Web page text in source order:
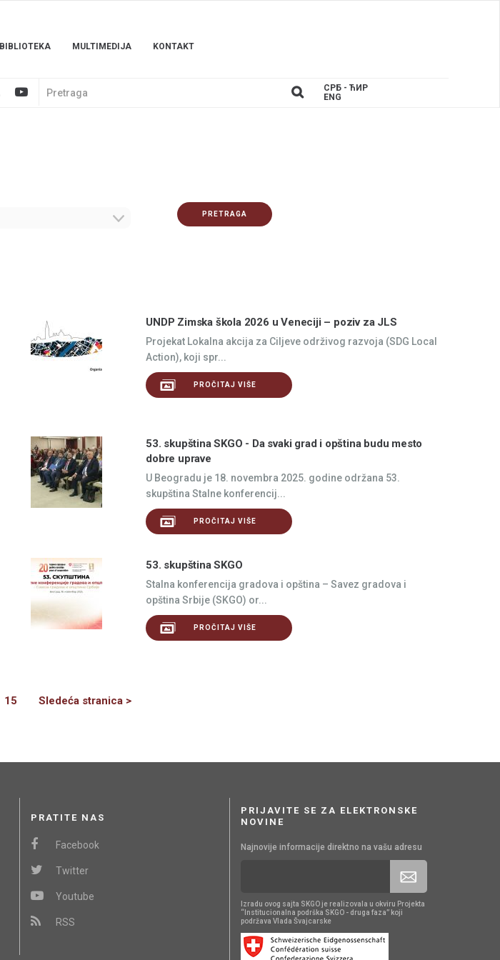
BIBLIOTEKA MULTIMEDIJA KONTAKT
СРБ - ЋИР
ENG
PRETRAGA
UNDP Zimska škola 2026 u Veneciji – poziv za JLS
Projekat Lokalna akcija za Ciljeve održivog razvoja (SDG Local
Action), koji spr...
PROČITAJ VIŠE
53. skupština SKGO - Da svaki grad i opština budu mesto
dobre uprave
U Beogradu je 18. novembra 2025. godine održana 53.
skupština Stalne konferencij...
PROČITAJ VIŠE
53. skupština SKGO
Stalna konferencija gradova i opština – Savez gradova i
opština Srbije (SKGO) or...
PROČITAJ VIŠE
15 Sledeća stranica >Next
PRIJAVITE SE ZA ELEKTRONSKE
NOVINE
Najnovije informacije direktno na vašu adresu
Izradu ovog sajta SKGO je realizovala u okviru Projekta
“Institucionalna podrška SKGO - druga faza” koji
podržava Vlada Švajcarske
PRATITE NAS
Facebook
Twitter
Youtube
RSS